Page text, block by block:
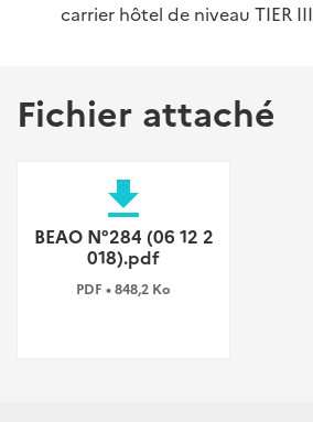
carrier hôtel de niveau TIER III
Fichier attaché
file_download
BEAO N°284 (06 12 2
018).pdf
PDF • 848,2 Ko